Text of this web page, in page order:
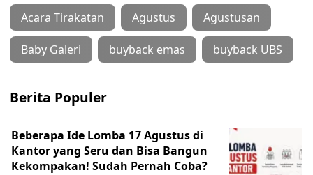
Acara Tirakatan Agustus Agustusan
Baby Galeri buyback emas buyback UBS
Berita Populer
Beberapa Ide Lomba 17 Agustus di
Kantor yang Seru dan Bisa Bangun
Kekompakan! Sudah Pernah Coba?